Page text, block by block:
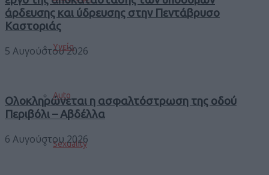
Υγεία
Auto
Sexuality
άρδευσης και ύδρευσης στην Πεντάβρυσο
Καστοριάς
5 Αυγούστου 2026
Ολοκληρώνεται η ασφαλτόστρωση της οδού
Περιβόλι – Αβδέλλα
6 Αυγούστου 2026